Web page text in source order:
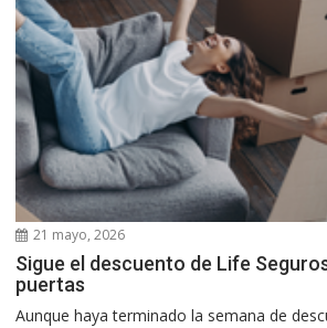
21 mayo, 2026
Sigue el descuento de Life
puertas
Aunque haya terminado la semana de